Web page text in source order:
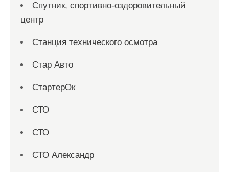
Спутник, спортивно-оздоровительный
центр
Станция технического осмотра
Стар Авто
СтартерОк
СТО
СТО
СТО Александр